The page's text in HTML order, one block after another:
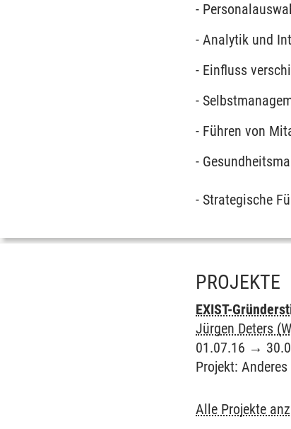
-
- Analytik und
- Einfluss
-
- Führen von
-
- Strategische
PROJEKTE
EXIST-
Jürgen Deters
01.07.16 →
Projekt:Anderes
Alle Projekte